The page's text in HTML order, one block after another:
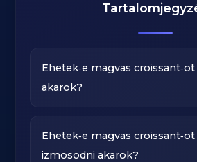
Ehetek‑e magvas
akarok?
Ehetek‑e magvas croissant‑ot
izmosodni akarok?